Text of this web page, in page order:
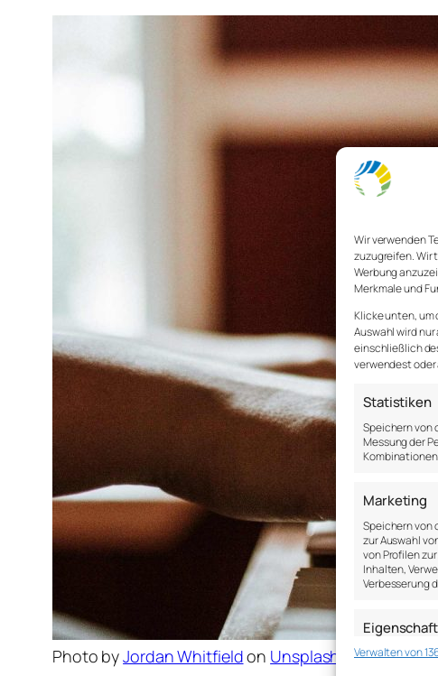
Wir verwenden
zuzugreifen. Wir
Werbung
Merkmale und
Klicke unten,
Auswahl wird
einschließlich
verwendest
Statistiken
Speichern von
Messung der
Marketing
Speichern von
zur Auswahl
von Profilen
Inhalten,
Verbesserung
Abgleichung
Verwalten von
Photo byJordan Whitfieldon Unsplash